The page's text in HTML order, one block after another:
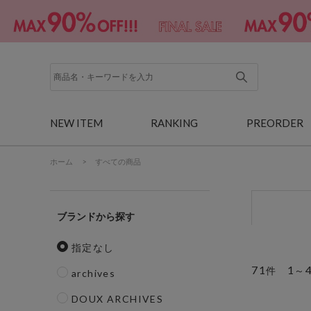
NEW ITEM RANKING PREORDER
ホーム > すべての商品
ブランド
指定なし
archives
DOUX ARCHIVES
71件 1 ～